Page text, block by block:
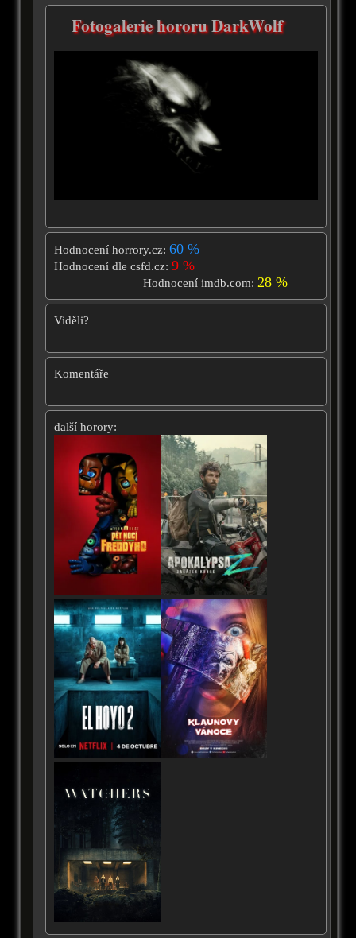
Fotogalerie hororu DarkWolf
Hodnocení horrory.cz: 60 %
Hodnocení dle csfd.cz: 9 %
Hodnocení imdb.com: 28 %
Viděli?
Komentáře
další horory: